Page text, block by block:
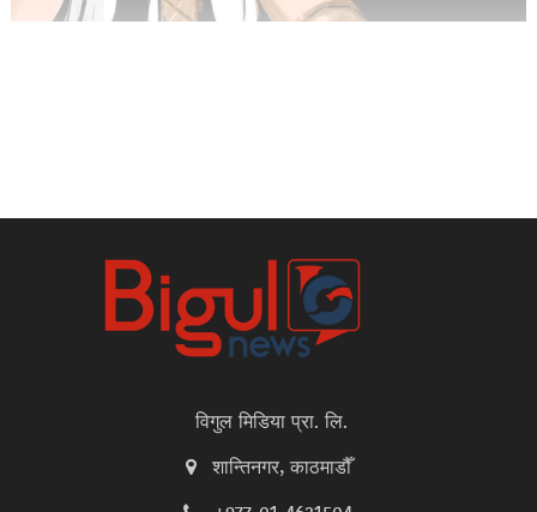
विगुल मिडिया प्रा. लि.
शान्तिनगर, काठमाडौँ